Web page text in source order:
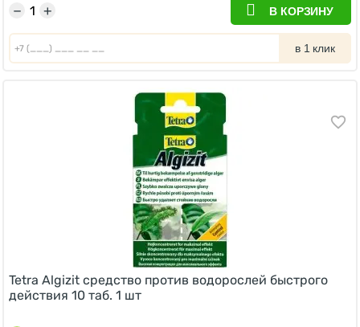
+
− В КОРЗИНУ
в 1 клик
Tetra Algizit средство против водорослей быстрого
действия 10 таб. 1 шт